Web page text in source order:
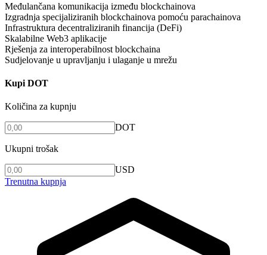
Međulančana komunikacija između blockchainova
Izgradnja specijaliziranih blockchainova pomoću parachainova
Infrastruktura decentraliziranih financija (DeFi)
Skalabilne Web3 aplikacije
Rješenja za interoperabilnost blockchaina
Sudjelovanje u upravljanju i ulaganje u mrežu
Kupi DOT
Količina za kupnju
DOT
Ukupni trošak
USD
Trenutna kupnja